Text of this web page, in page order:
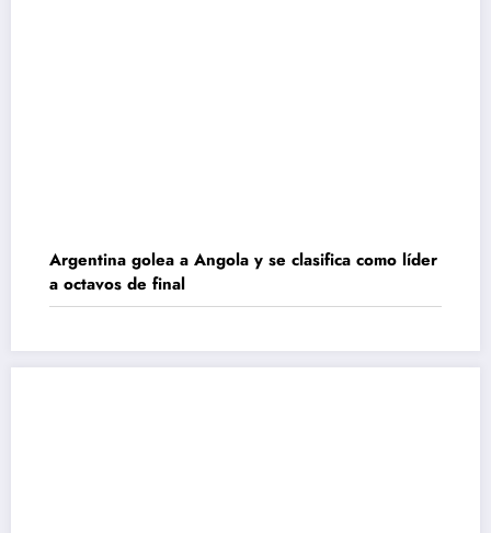
Argentina golea a Angola y se clasifica como líder
a octavos de final